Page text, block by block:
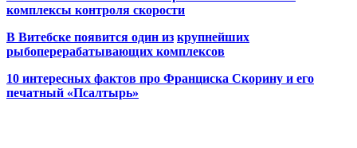
комплексы контроля скорости
В Витебске появится один из крупнейших
рыбоперерабатывающих комплексов
10 интересных фактов про Франциска Скорину и его
печатный «Псалтырь»